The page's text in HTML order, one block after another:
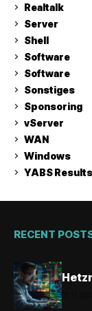
Realtalk
Server
Shell
Software
Software
Sonstiges
Sponsoring
vServer
WAN
Windows
YABS Results
RECENT